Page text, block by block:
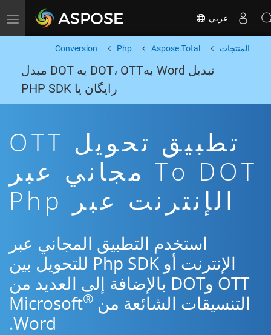
Toggle navigation عربي
المنتجات Aspose.Total
Php
Conversion
تبدیل Word بهDOT، OTT به DOT مبدل
رایگان یا PHP SDK
تطبيق تحويل OTT
To DOT مجاني عبر
الإنترنت عبر Php
استخدم التطبيق المجاني عبر
الإنترنت أو Php SDK للتحويل بين
OTT وDOT بالإضافة إلى العديد من
التنسيقات الشائعة من Microsoft ®
Word.